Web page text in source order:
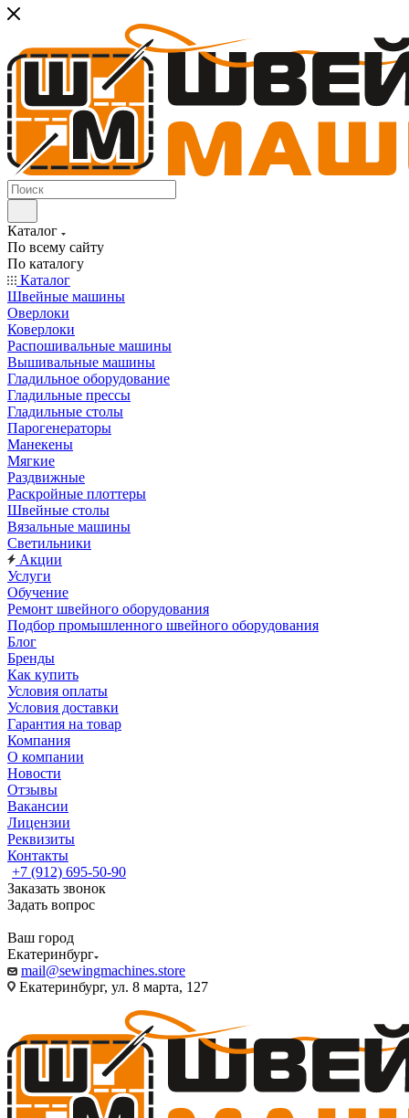
Каталог
По всему сайту
По каталогу
Каталог
Швейные машины
Оверлоки
Коверлоки
Распошивальные машины
Вышивальные машины
Гладильное оборудование
Гладильные прессы
Гладильные столы
Парогенераторы
Манекены
Мягкие
Раздвижные
Раскройные плоттеры
Швейные столы
Вязальные машины
Светильники
Акции
Услуги
Обучение
Ремонт швейного оборудования
Подбор промышленного швейного оборудования
Блог
Бренды
Как купить
Условия оплаты
Условия доставки
Гарантия на товар
Компания
О компании
Новости
Отзывы
Вакансии
Лицензии
Реквизиты
Контакты
+7 (912) 695-50-90
Заказать звонок
Задать вопрос
Ваш город
Екатеринбург
mail@sewingmachines.store
Екатеринбург, ул. 8 марта, 127